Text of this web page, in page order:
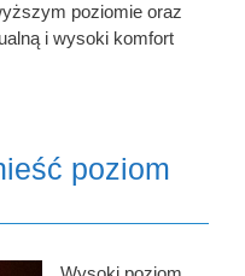
poziomie oraz
i wysoki komfort
poziom